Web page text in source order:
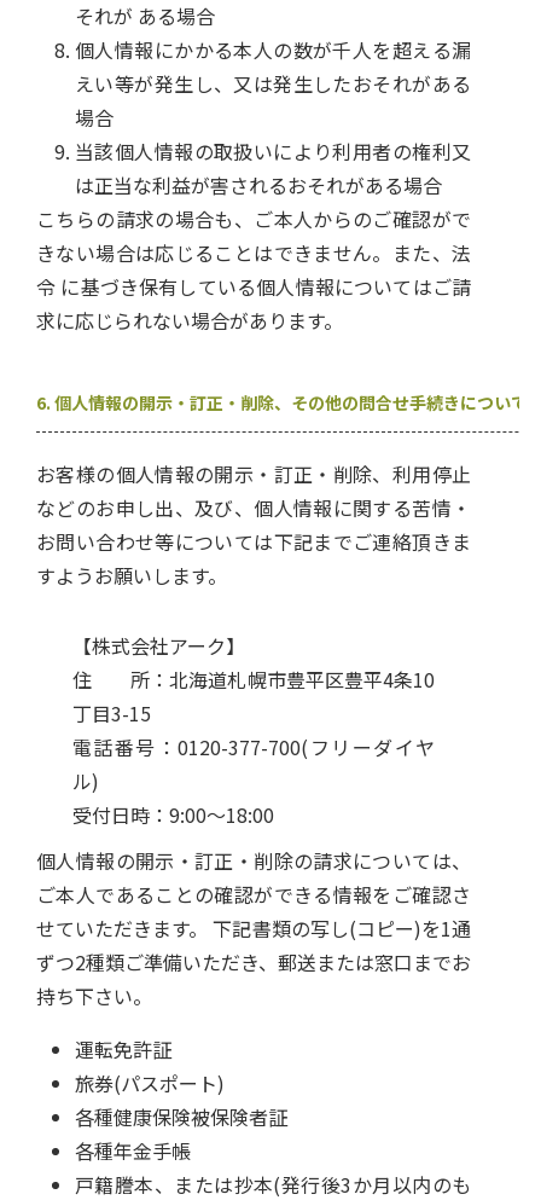
それが ある場合
個人情報にかかる本人の数が千人を超える漏
えい等が発生し、又は発生したおそれがある
場合
当該個人情報の取扱いにより利用者の権利又
は正当な利益が害されるおそれがある場合
こちらの請求の場合も、ご本人からのご確認がで
きない場合は応じることはできません。また、法
令 に基づき保有している個人情報についてはご請
求に応じられない場合があります。
6. 個人情報の開示・訂正・削除、その他の問合せ手続きについて
お客様の個人情報の開示・訂正・削除、利用停止
などのお申し出、及び、個人情報に関する苦情・
お問い合わせ等については下記までご連絡頂きま
すようお願いします。
【株式会社アーク】
住 所：北海道札幌市豊平区豊平4条10
丁目3-15
電話番号：0120-377-700(フリーダイヤ
ル)
受付日時：9:00～18:00
個人情報の開示・訂正・削除の請求については、
ご本人であることの確認ができる情報をご確認さ
せていただきます。 下記書類の写し(コピー)を1通
ずつ2種類ご準備いただき、郵送または窓口までお
持ち下さい。
運転免許証
旅券(パスポート)
各種健康保険被保険者証
各種年金手帳
戸籍謄本、または抄本(発行後3か月以内のも